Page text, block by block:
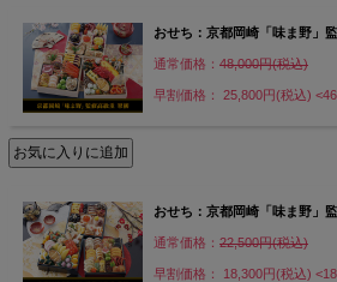
おせち：京都岡崎「味ま野」
通常価格： 48,000円(税込)
早割価格： 25,800円(税込)
おせち：京都岡崎「味ま野」
通常価格： 22,500円(税込)
早割価格： 18,300円(税込)